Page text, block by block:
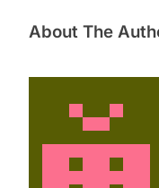
About The